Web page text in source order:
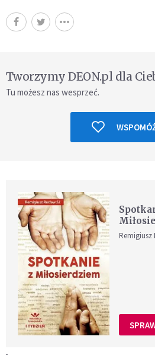
Tworzymy DEON.pl dla
Tu możesz nas wesprzeć.
Remigiusz